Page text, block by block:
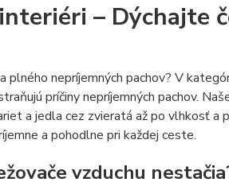
– Dýchajte
plného nepríjemných pachov? V
príčiny nepríjemných pachov.
a jedla cez zvieratá až po vlhkosť
a pohodlne pri každej ceste.
vzduchu